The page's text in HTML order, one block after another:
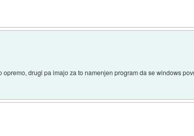
drugi pa imajo za to namenjen program da se windows